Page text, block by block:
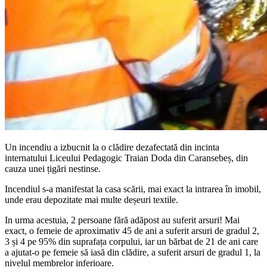
Un incendiu a izbucnit la o clădire dezafectată din incinta
internatului Liceului Pedagogic Traian Doda din Caransebeș, din
cauza unei țigări nestinse.
Incendiul s-a manifestat la casa scării, mai exact la intrarea în imobil,
unde erau depozitate mai multe deșeuri textile.
In urma acestuia, 2 persoane fără adăpost au suferit arsuri! Mai
exact, o femeie de aproximativ 45 de ani a suferit arsuri de gradul 2,
3 și 4 pe 95% din suprafața corpului, iar un bărbat de 21 de ani care
a ajutat-o pe femeie să iasă din clădire, a suferit arsuri de gradul 1, la
nivelul membrelor inferioare.